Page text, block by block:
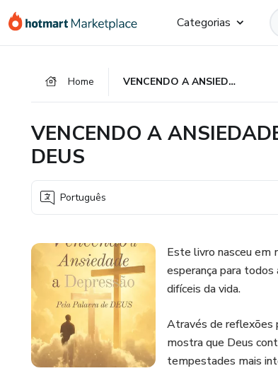
para
para
para
Categorias
Home VENCENDO A ANSIEDADE A DEPRESSAO PELA PALAVRA DE DEUS
VENCENDO A
DEUS
Português
Este livro nasceu em
esperança para
difíceis da vida.
Através de reflexões
mostra que Deus
tempestades mais